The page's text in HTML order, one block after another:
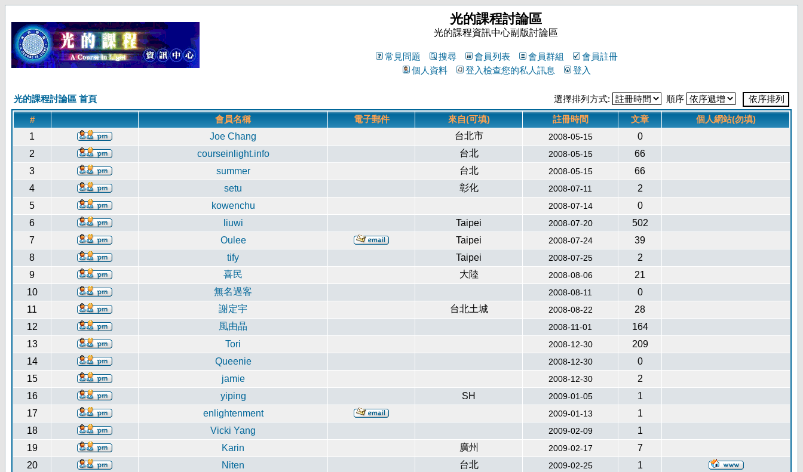
光的課程討論區
光的課程資訊中心副版討論區
常見問題 搜尋 會員列表 會員群組
會員註冊
個人資料
登入檢查您的私人訊息 登入
光的課程討論區 首頁 選擇排列方式: 順序
# 會員名稱 電子郵件 來自(可填) 註冊時間 文章
個人網站(勿填)
1
Joe Chang 台北市 2008-05-15
0
2
courseinlight.info 台北 2008-05-15
66
3
summer 台北 2008-05-15
66
4
setu 彰化 2008-07-11
2
5
kowenchu 2008-07-14
0
6
liuwi Taipei 2008-07-20
502
7
Oulee Taipei 2008-07-24
39
8
tify Taipei 2008-07-25
2
9
喜民 大陸 2008-08-06
21
10
無名過客 2008-08-11
0
11
謝定宇 台北土城 2008-08-22
28
12
風由晶 2008-11-01
164
13
Tori 2008-12-30
209
14
Queenie 2008-12-30
0
15
jamie 2008-12-30
2
16
yiping SH 2009-01-05
1
17
enlightenment 2009-01-13
1
18
Vicki Yang 2009-02-09
1
19
Karin 廣州 2009-02-17
7
20
Niten 台北 2009-02-25
1